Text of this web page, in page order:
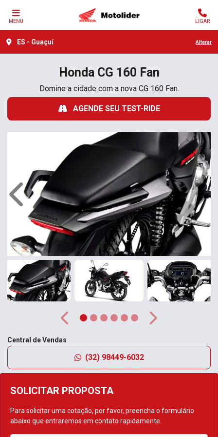
MENU LIGAR
ES - Guaçuí Alterar
HondaCG 160 Fan
Domine a cidade com a nova CG 160 Fan.
AGENDE SEU TEST-RIDE
SOLICITAR PROPOSTA
Para solicitar uma cotação, por favor, preencha o formulário
abaixo que entraremos em contato rapidamente.
Anterior
Anterior Próximo
Central de Vendas
(32) 98449-6032